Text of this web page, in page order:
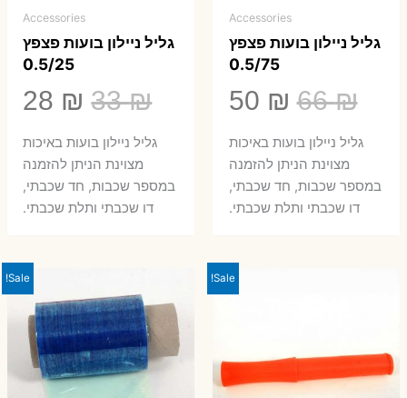
Accessories
גליל ניילון בועות פצפץ
0.5/75
66₪
המחיר
המקורי
היה:
66 ₪.
50 ₪
הנוכחיגליל ניילון בועות באיכות
מצוינת הניתן להזמנה
במספר שכבות, חד שכבתי,
דו שכבתי ותלת שכבתי.
Accessories
גליל ניילון בועות פצפץ
0.5/25
33₪
המחיר
המקורי
היה:
33 ₪.
28 ₪
₪.
גליל ניילון בועות באיכות
מצוינת הניתן להזמנה
במספר שכבות, חד שכבתי,
דו שכבתי ותלת שכבתי.
Sale!
Sale!